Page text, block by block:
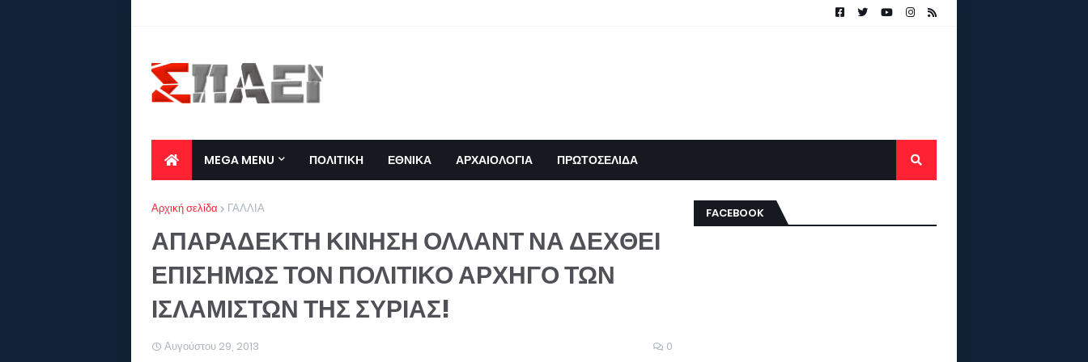
MEGA MENU ΠΟΛΙΤΙΚΗ ΕΘΝΙΚΑ ΑΡΧΑΙΟΛΟΓΙΑ ΠΡΩΤΟΣΕΛΙΔΑ
Αρχική σελίδα ΓΑΛΛΙΑ
ΑΠΑΡΑΔΕΚΤΗ ΚΙΝΗΣΗ ΟΛΛΑΝΤ ΝΑ ΔΕΧΘΕΙ
ΕΠΙΣΗΜΩΣ ΤΟΝ ΠΟΛΙΤΙΚΟ ΑΡΧΗΓΟ ΤΩΝ
ΙΣΛΑΜΙΣΤΩΝ ΤΗΣ ΣΥΡΙΑΣ!
Αυγούστου 29, 2013 0
FACEBOOK